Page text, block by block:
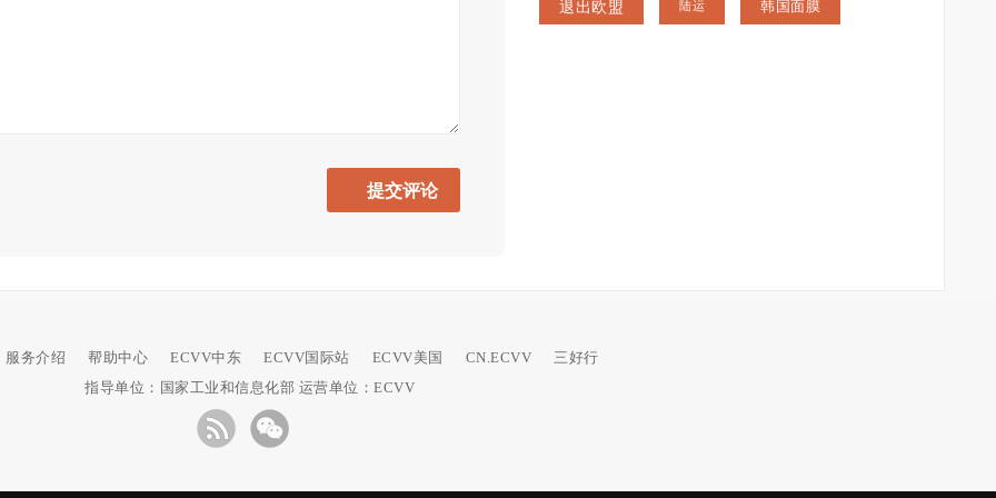
退出欧盟 陆运 韩国面膜
服务介绍 帮助中心 ECVV中东 ECVV国际站 ECVV美国 CN.ECVV
三好行
指导单位：国家工业和信息化部 运营单位：ECVV